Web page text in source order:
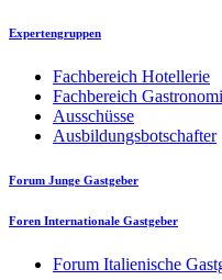
Expertengruppen
Fachbereich Hotellerie
Fachbereich
Ausschüsse
Ausbildungsbotschafter
Forum Junge Gastgeber
Foren Internationale Gastgeber
Forum Italienische